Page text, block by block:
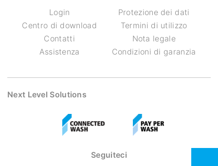
Login
Centro di download
Contatti
Assistenza
Protezione dei dati
Termini di utilizzo
Nota legale
Condizioni di garanzia
Next Level Solutions
Seguiteci